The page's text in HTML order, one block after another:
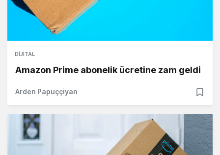
DIJITAL
Amazon Prime abonelik ücretine zam geldi
Arden Papuççiyan